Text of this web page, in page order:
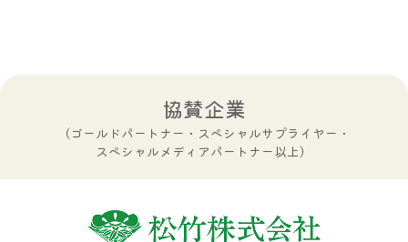
協賛企業
（ゴールドパートナー・スペシャルサプライヤー・
スペシャルメディアパートナー以上）